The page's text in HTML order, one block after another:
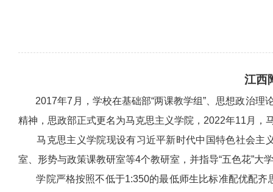
江西
2017年7月，学校在基础部“两课教学组”、思想政治理
精神，思政部正式更名为马克思主义学院，2022年11月，
马克思主义学院现设有习近平新时代中国特色社会主
室、形势与政策课教研室等4个教研室，并指导“五色花”大
学院严格按照不低于1:350的最低师生比标准配优配齐